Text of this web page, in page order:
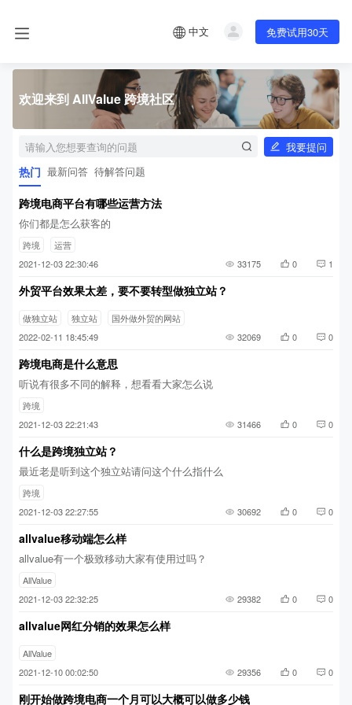
中文 免费试用30天
欢迎来到 AllValue 跨境社区
我要提问
热门 最新问答 待解答问题
跨境电商平台有哪些运营方法
你们都是怎么获客的
跨境
运营
2021-12-03 22:30:46
33175 0 1
外贸平台效果太差，要不要转型做独立站？
做独立站 独立站
国外做外贸的网站
2022-02-11 18:45:49
32069 0 0
跨境电商是什么意思
听说有很多不同的解释，想看看大家怎么说
跨境
2021-12-03 22:21:43
31466 0 0
什么是跨境独立站？
最近老是听到这个独立站请问这个什么指什么
跨境
2021-12-03 22:27:55
30692 0 0
allvalue移动端怎么样
allvalue有一个极致移动大家有使用过吗？
AllValue
2021-12-03 22:32:25
29382 0 0
allvalue网红分销的效果怎么样
AllValue
2021-12-10 00:02:50
29356 0 0
刚开始做跨境电商一个月可以大概可以做多少钱